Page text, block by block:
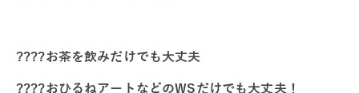
????︎︎︎︎お茶を飲みだけでも大丈夫
????︎︎︎︎おひるねアートなどのWSだけでも大丈夫！